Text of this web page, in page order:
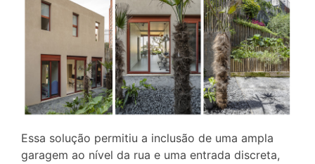
Essa solução permitiu a inclusão de uma ampla
garagem ao nível da rua e uma entrada discreta,